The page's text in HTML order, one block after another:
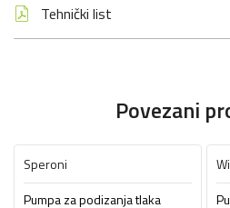
Tehnički list
Povezani
Speroni
Pumpa za podizanja tlaka